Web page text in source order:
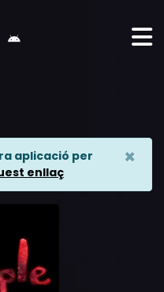
aplicació per
enllaç
×